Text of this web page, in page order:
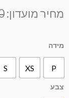
מחיר מועדון:
מידה
XS
צבע
כמות
של
חצאית